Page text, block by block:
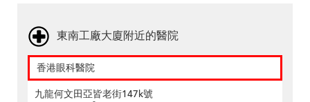
東南工廠大廈附近的醫院
香港眼科醫院
九龍何文田亞皆老街147k號